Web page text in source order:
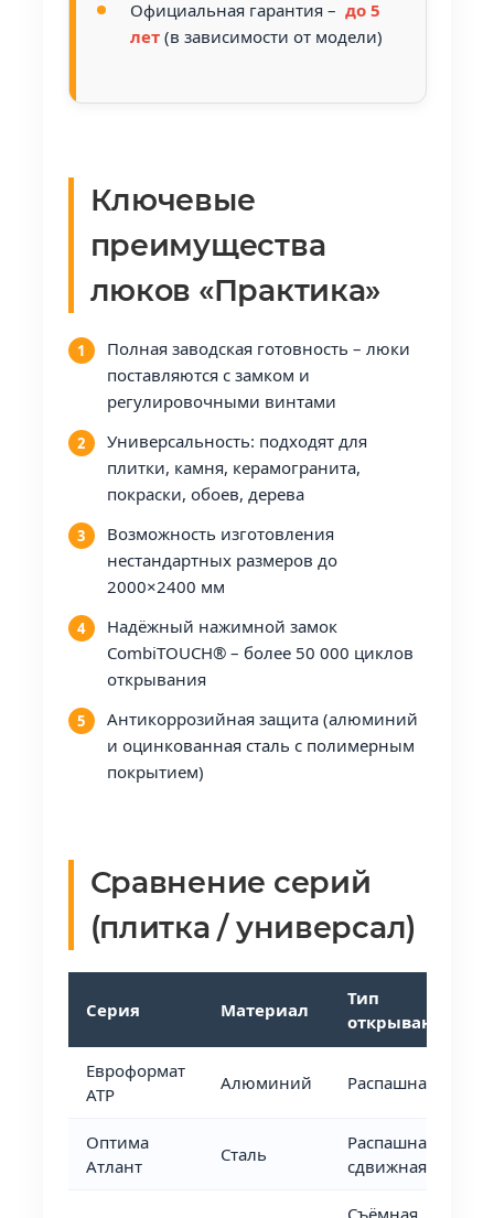
Официальная гарантия – до 5
лет(в зависимости от модели)
Ключевые
преимущества
люков «Практика»
Полная заводская готовность – люки
поставляются с замком и
регулировочными винтами
Универсальность: подходят для
плитки, камня, керамогранита,
покраски, обоев, дерева
Возможность изготовления
нестандартных размеров до
2000×2400 мм
Надёжный нажимной замок
CombiTOUCH® – более 50 000 циклов
открывания
Антикоррозийная защита (алюминий
и оцинкованная сталь с полимерным
покрытием)
Сравнение серий
(плитка / универсал)
Серия Материал
Тип
открывания
Евроформат
АТР
Алюминий Распашная
Оптима
Атлант
Сталь
Распашная /
сдвижная